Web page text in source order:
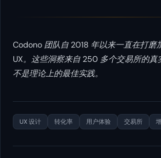
Codono 团队自 2018 年以来一直在打磨
UX。这些洞察来自 250 多个交易所的真
不是理论上的最佳实践。
UX 设计 转化率 用户体验 交易所